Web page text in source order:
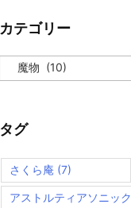
カテゴリー
ー
タグ
さくら庵 (7)
アストルティアソニック